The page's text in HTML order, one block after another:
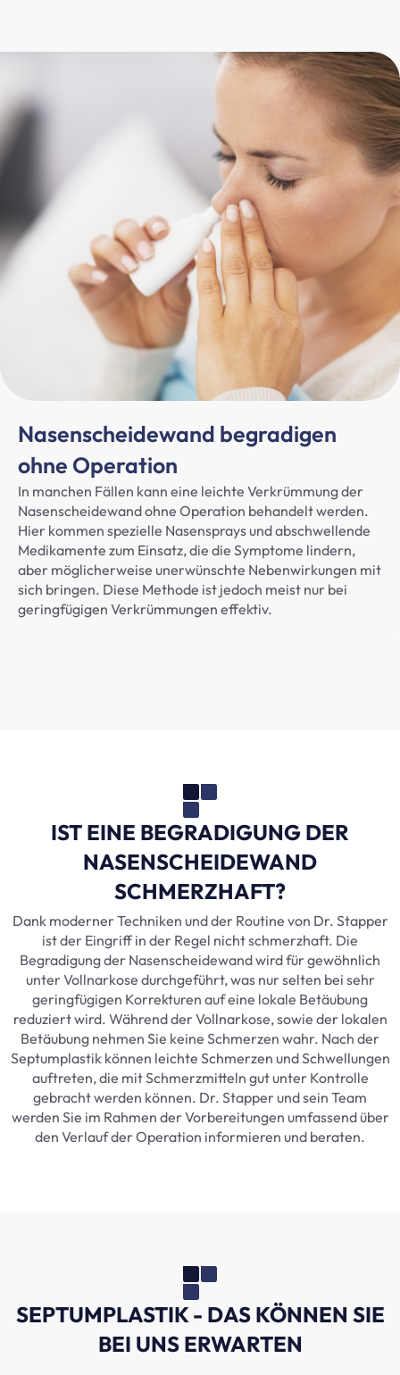
Nasenscheidewand begradigen
ohne Operation
In manchen Fällen kann eine leichte Verkrümmung der
Nasenscheidewand ohne Operation behandelt werden.
Hier kommen spezielle Nasensprays und abschwellende
Medikamente zum Einsatz, die die Symptome lindern,
aber möglicherweise unerwünschte Nebenwirkungen mit
sich bringen. Diese Methode ist jedoch meist nur bei
geringfügigen Verkrümmungen effektiv.
IST EINE BEGRADIGUNG DER
NASENSCHEIDEWAND
SCHMERZHAFT?
Dank moderner Techniken und der Routine von Dr. Stapper
ist der Eingriff in der Regel nicht schmerzhaft. Die
Begradigung der Nasenscheidewand wird für gewöhnlich
unter Vollnarkose durchgeführt, was nur selten bei sehr
geringfügigen Korrekturen auf eine lokale Betäubung
reduziert wird. Während der Vollnarkose, sowie der lokalen
Betäubung nehmen Sie keine Schmerzen wahr. Nach der
Septumplastik können leichte Schmerzen und Schwellungen
auftreten, die mit Schmerzmitteln gut unter Kontrolle
gebracht werden können. Dr. Stapper und sein Team
werden Sie im Rahmen der Vorbereitungen umfassend über
den Verlauf der Operation informieren und beraten.
SEPTUMPLASTIK - DAS KÖNNEN SIE
BEI UNS ERWARTEN